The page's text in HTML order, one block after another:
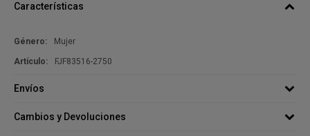
Características
Género Mujer
FJF83516-2750
Envíos
Cambios y Devoluciones